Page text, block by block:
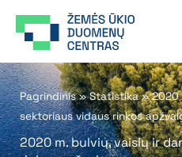
prie
Pagrindinis»Statistika»2020
sektoriaus vidaus rinkos
2020 m. bulvių, vaisių ir